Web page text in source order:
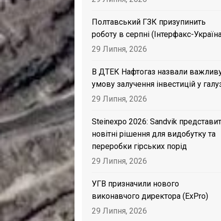
Полтавський ГЗК призупинить
роботу в серпні (Інтерфакс-
29 Липня, 2026
В ДТЕК Нафтогаз назвали
умову залучення інвестицій у
29 Липня, 2026
Steinexpo 2026: Sandvik
новітні рішення для видобутку та
переробки гірських порід
29 Липня, 2026
УГВ призначили нового
виконавчого директора (ExPro)
29 Липня, 2026